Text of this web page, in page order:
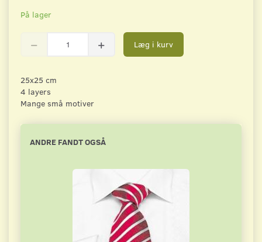
På lager
Læg i kurv
25x25 cm
4 layers
Mange små motiver
ANDRE FANDT OGSÅ